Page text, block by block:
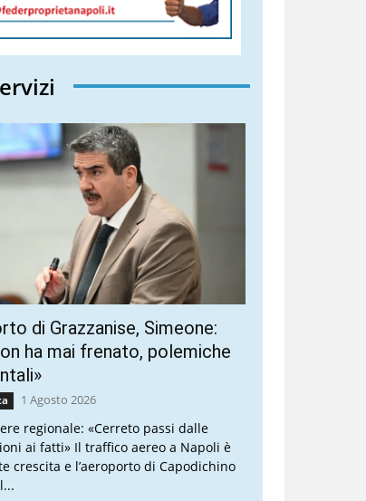
di Grazzanise, Simeone:
ha mai frenato, polemiche
1 Agosto 2026
regionale: «Cerreto passi dalle
ai fatti» Il traffico aereo a Napoli è
crescita e l’aeroporto di Capodichino